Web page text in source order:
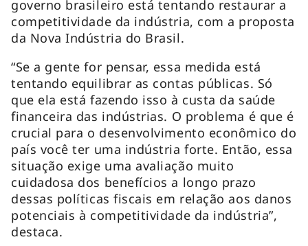
governo brasileiro está tentando restaurar a
competitividade da indústria, com a proposta
da Nova Indústria do Brasil.
“Se a gente for pensar, essa medida está
tentando equilibrar as contas públicas. Só
que ela está fazendo isso à custa da saúde
financeira das indústrias. O problema é que é
crucial para o desenvolvimento econômico do
país você ter uma indústria forte. Então, essa
situação exige uma avaliação muito
cuidadosa dos benefícios a longo prazo
dessas políticas fiscais em relação aos danos
potenciais à competitividade da indústria”,
destaca.